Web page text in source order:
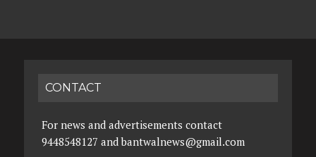
CONTACT
For news and advertisements contact
9448548127 and bantwalnews@gmail.com